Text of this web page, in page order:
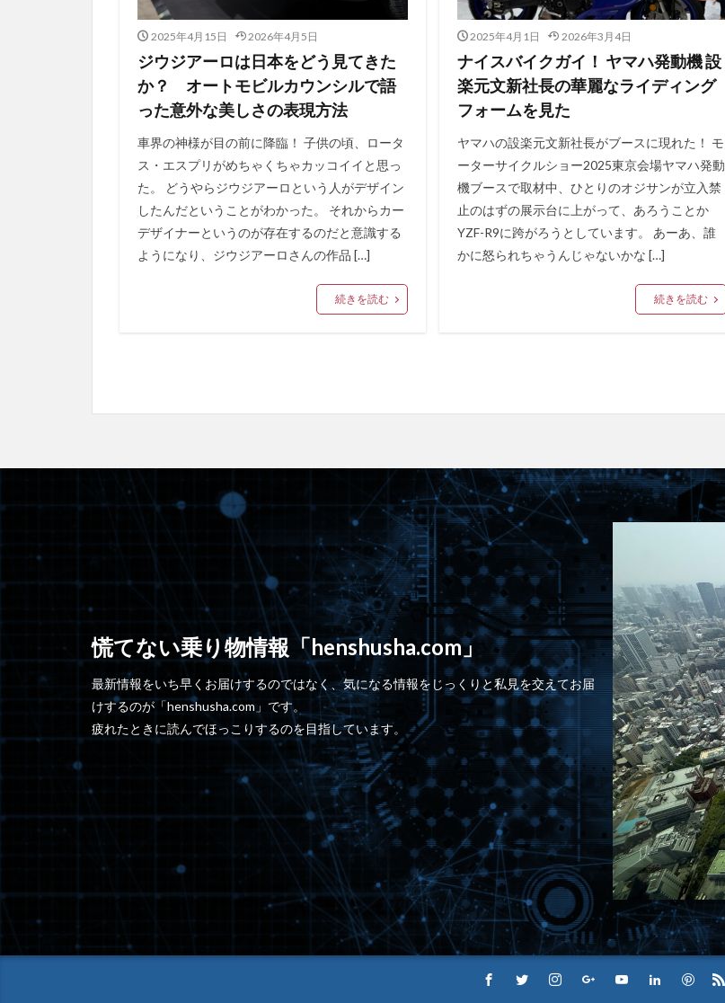
2025年4月15日 2026年4月5日
ジウジアーロは日本をどう見てきた
か？ オートモビルカウンシルで語
った意外な美しさの表現方法
車界の神様が目の前に降臨！ 子供の頃、ロータ
ス・エスプリがめちゃくちゃカッコイイと思っ
た。 どうやらジウジアーロという人がデザイン
したんだということがわかった。 それからカー
デザイナーというのが存在するのだと意識する
ようになり、ジウジアーロさんの作品 […]
続きを読む
2025年4月1日 2026年3月4日
ナイスバイクガイ！ ヤマハ発動機 設
楽元文新社長の華麗なライディング
フォームを見た
ヤマハの設楽元文新社長がブースに現れた！ モ
ーターサイクルショー2025東京会場ヤマハ発動
機ブースで取材中、ひとりのオジサンが立入禁
止のはずの展示台に上がって、あろうことか
YZF-R9に跨がろうとしています。 あーあ、誰
かに怒られちゃうんじゃないかな […]
続きを読む
慌てない乗り物情報「henshusha.com」
最新情報をいち早くお届けするのではなく、気になる情報をじっくりと私見を交えてお届
けするのが「henshusha.com」です。
疲れたときに読んでほっこりするのを目指しています。